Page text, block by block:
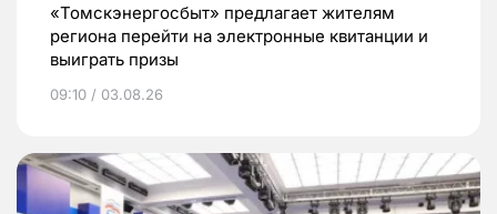
«Томскэнергосбыт» предлагает жителям
региона перейти на электронные квитанции и
выиграть призы
09:10 / 03.08.26